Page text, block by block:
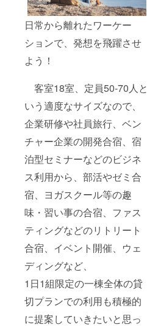
日常から離れたワーケー
ションで、発想を飛躍させ
よう！
客室18室、定員50-70人と
いう適度なサイズなので、
企業研修や社員旅行、ベン
チャー企業の開発合宿、宿
泊型セミナーなどのビジネ
ス利用から、部活やゼミ合
宿、ヨガスクール等の趣
味・習い事の合宿、ファス
ティングなどのリトリート
合宿、イベント開催、ウェ
ディングなど、
1日1組限定の一棟全体の貸
切プランでの利用も積極的
に提案していきたいと思っ